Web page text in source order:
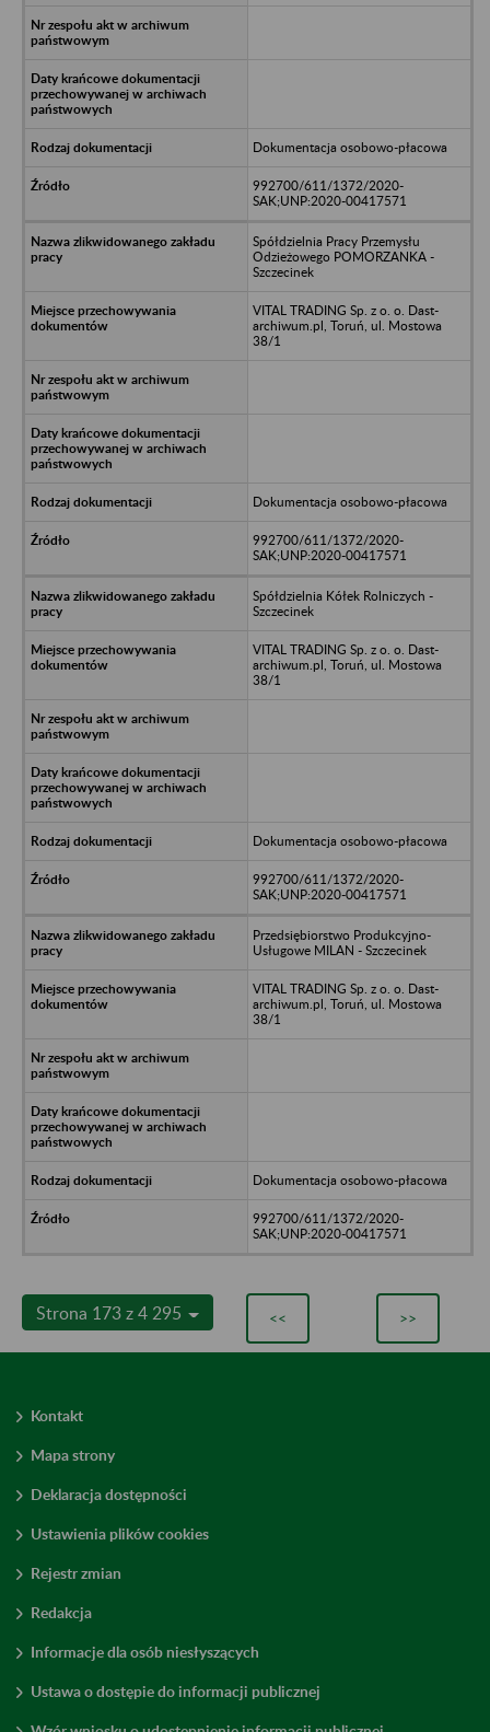
Dokumentacja osobowo-płacowa
992700/611/1372/2020-
SAK;UNP:2020-00417571
Spółdzielnia Pracy Przemysłu
Odzieżowego POMORZANKA -
Szczecinek
VITAL TRADING Sp. z o. o. Dast-
archiwum.pl, Toruń, ul. Mostowa
38/1
Dokumentacja osobowo-płacowa
992700/611/1372/2020-
SAK;UNP:2020-00417571
Spółdzielnia Kółek Rolniczych -
Szczecinek
VITAL TRADING Sp. z o. o. Dast-
archiwum.pl, Toruń, ul. Mostowa
38/1
Dokumentacja osobowo-płacowa
992700/611/1372/2020-
SAK;UNP:2020-00417571
Przedsiębiorstwo Produkcyjno-
Usługowe MILAN - Szczecinek
VITAL TRADING Sp. z o. o. Dast-
archiwum.pl, Toruń, ul. Mostowa
38/1
Dokumentacja osobowo-płacowa
992700/611/1372/2020-
SAK;UNP:2020-00417571
Strona 173 z 4 295 << >>
Kontakt
Mapa strony
Deklaracja dostępności
Ustawienia plików cookies
Rejestr zmian
Redakcja
Informacje dla osób niesłyszących
Ustawa o dostępie do informacji publicznej